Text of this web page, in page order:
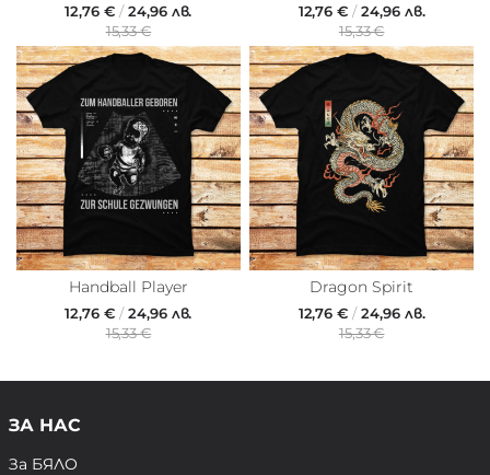
12,76 € /24,96 лв.
15,33 €
12,76 €/24,96 лв.
15,33 €
Handball Player
12,76 € /24,96 лв.
15,33 €
Dragon Spirit
12,76 €/24,96 лв.
15,33 €
ЗА НАС
За БЯЛО